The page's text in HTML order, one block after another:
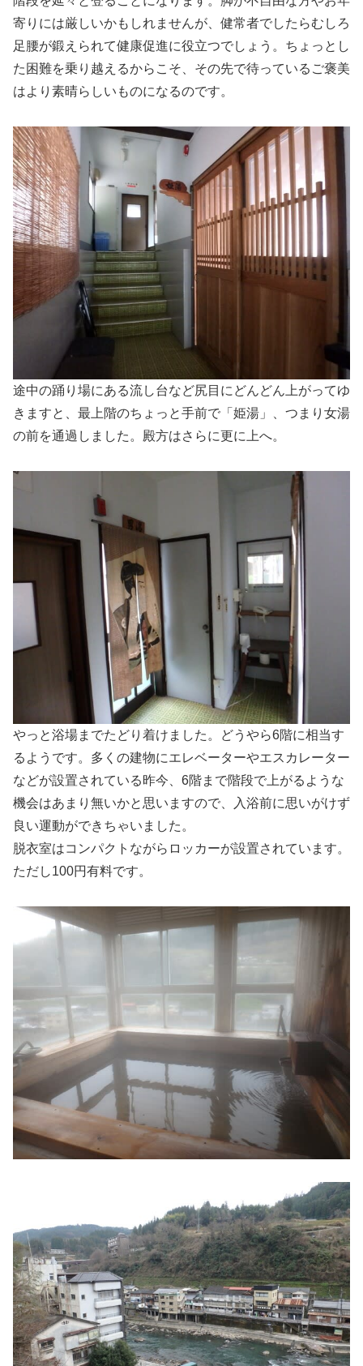
寄りには厳しいかもしれませんが、健常者でしたらむしろ
足腰が鍛えられて健康促進に役立つでしょう。ちょっとし
た困難を乗り越えるからこそ、その先で待っているご褒美
はより素晴らしいものになるのです。
途中の踊り場にある流し台など尻目にどんどん上がってゆ
きますと、最上階のちょっと手前で「姫湯」、つまり女湯
の前を通過しました。殿方はさらに更に上へ。
やっと浴場までたどり着けました。どうやら6階に相当す
るようです。多くの建物にエレベーターやエスカレーター
などが設置されている昨今、6階まで階段で上がるような
機会はあまり無いかと思いますので、入浴前に思いがけず
良い運動ができちゃいました。
脱衣室はコンパクトながらロッカーが設置されています。
ただし100円有料です。